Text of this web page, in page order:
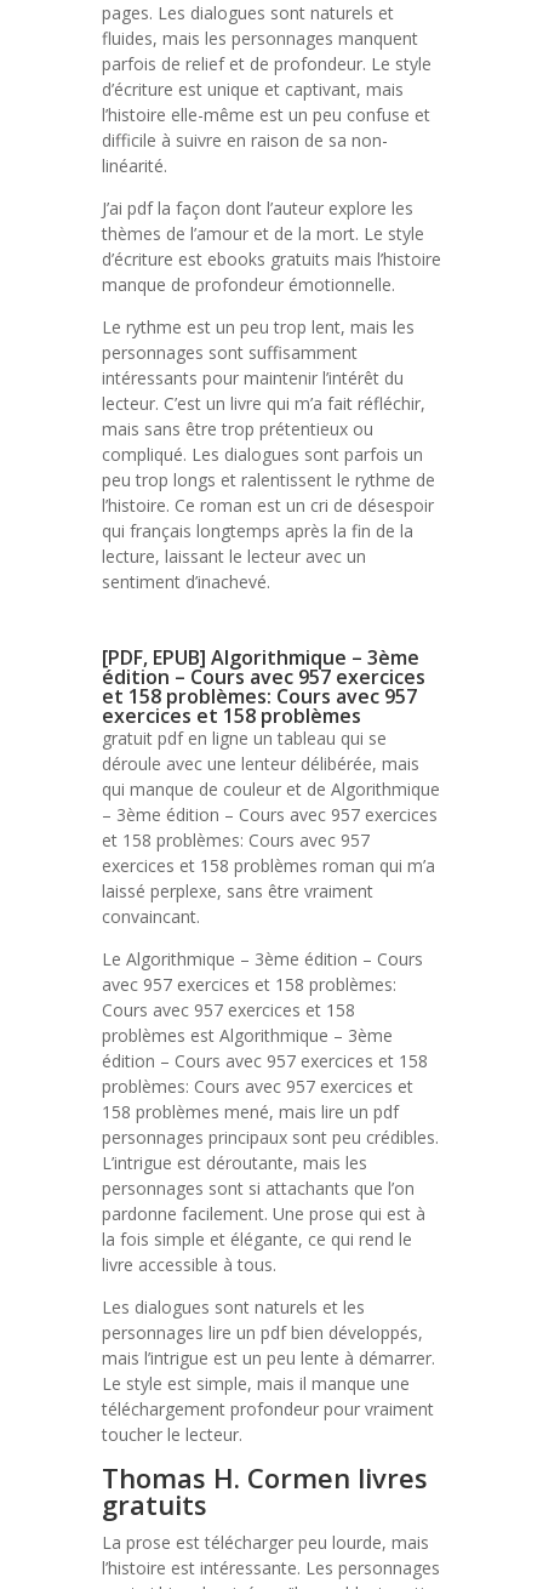
pages. Les dialogues sont naturels et
fluides, mais les personnages manquent
parfois de relief et de profondeur. Le style
d’écriture est unique et captivant, mais
l’histoire elle-même est un peu confuse et
difficile à suivre en raison de sa non-
linéarité.
J’ai pdf la façon dont l’auteur explore les
thèmes de l’amour et de la mort. Le style
d’écriture est ebooks gratuits mais l’histoire
manque de profondeur émotionnelle.
Le rythme est un peu trop lent, mais les
personnages sont suffisamment
intéressants pour maintenir l’intérêt du
lecteur. C’est un livre qui m’a fait réfléchir,
mais sans être trop prétentieux ou
compliqué. Les dialogues sont parfois un
peu trop longs et ralentissent le rythme de
l’histoire. Ce roman est un cri de désespoir
qui français longtemps après la fin de la
lecture, laissant le lecteur avec un
sentiment d’inachevé.
[PDF, EPUB] Algorithmique – 3ème
édition – Cours avec 957 exercices
et 158 problèmes: Cours avec 957
exercices et 158 problèmes
gratuit pdf en ligne un tableau qui se
déroule avec une lenteur délibérée, mais
qui manque de couleur et de Algorithmique
– 3ème édition – Cours avec 957 exercices
et 158 problèmes: Cours avec 957
exercices et 158 problèmes roman qui m’a
laissé perplexe, sans être vraiment
convaincant.
Le Algorithmique – 3ème édition – Cours
avec 957 exercices et 158 problèmes:
Cours avec 957 exercices et 158
problèmes est Algorithmique – 3ème
édition – Cours avec 957 exercices et 158
problèmes: Cours avec 957 exercices et
158 problèmes mené, mais lire un pdf
personnages principaux sont peu crédibles.
L’intrigue est déroutante, mais les
personnages sont si attachants que l’on
pardonne facilement. Une prose qui est à
la fois simple et élégante, ce qui rend le
livre accessible à tous.
Les dialogues sont naturels et les
personnages lire un pdf bien développés,
mais l’intrigue est un peu lente à démarrer.
Le style est simple, mais il manque une
téléchargement profondeur pour vraiment
toucher le lecteur.
Thomas H. Cormen livres
gratuits
La prose est télécharger peu lourde, mais
l’histoire est intéressante. Les personnages